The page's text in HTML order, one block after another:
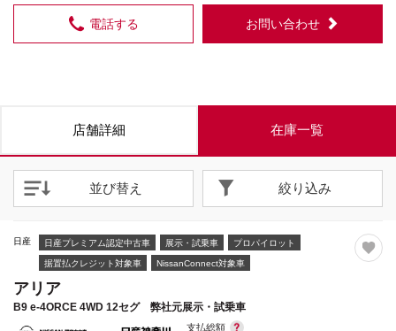
電話する お問い合わせ
店舗詳細 在庫一覧
並び替え 絞り込み
日産 日産プレミアム認定中古車 展示・試乗車 プロパイロット
据置払クレジット対象車 NissanConnect対象車
アリア
B9 e-4ORCE 4WD 12セグ 弊社元展示・試乗車
支払総額